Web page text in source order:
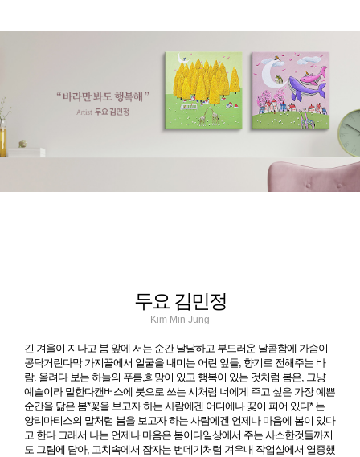
두요 김민정
Kim Min Jung
긴 겨울이 지나고 봄 앞에 서는 순간 달달하고 부드러운 달콤함에 가슴이
콩닥거린다 ​ 막 가지끝에서 얼굴을 내미는 어린 잎들, 향기로 전해주는 바
람. 올려다 보는 하늘의 푸름, ​ 희망이 있고 행복이 있는 것처럼 봄은, 그냥
예술이라 말한다 ​ 캔버스에 붓으로 쓰는 시처럼 너에게 주고 싶은 가장 예쁜
순간을 닮은 봄 ​ *꽃을 보고자 하는 사람에겐 어디에나 꽃이 피어 있다* 는
앙리마티스의 말처럼 봄을 보고자 하는 사람에겐 언제나 마음에 봄이 있다
고 한다 그래서 나는 언제나 마음은 봄이다 ​일상에서 주는 사소한것들까지
도 그림에 담아, 고치속에서 잠자는 번데기처럼 겨우내 작업실에서 열중했